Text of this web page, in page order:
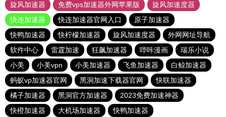
旋风加速器
免费vps加速器外网苹果版
旋风加速度器
快连加速器
快连加速器官网入口
原子加速器
快鸭加速器
快柠檬加速器 旋风加速度器
外网网址导航
软件中心
雷霆加速 狂飙加速器 哔咔漫画
瑞乐小说
小美
小美vpn 小美加速器 飞鱼加速器
白鲸加速器
蚂蚁vp加速器官网
黑洞加速下载器官网
快联加速器
橘子加速器
黑洞官方加速器
2023免费加速神器
快橙加速器
大机场加速器
快鸭加速器